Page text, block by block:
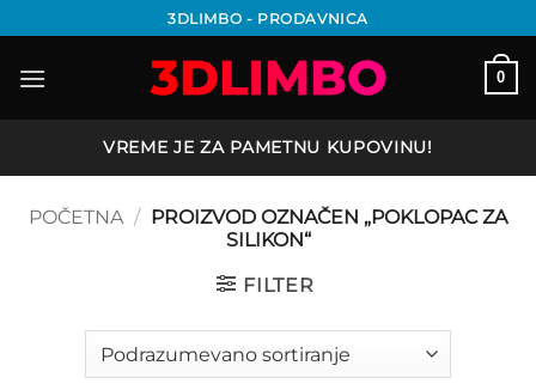
na
sadržaj
3DLIMBO - PRODAVNICA
0
VREME JE ZA PAMETNU KUPOVINU!
POČETNA / PROIZVOD OZNAČEN „POKLOPAC ZA
SILIKON“
FILTER